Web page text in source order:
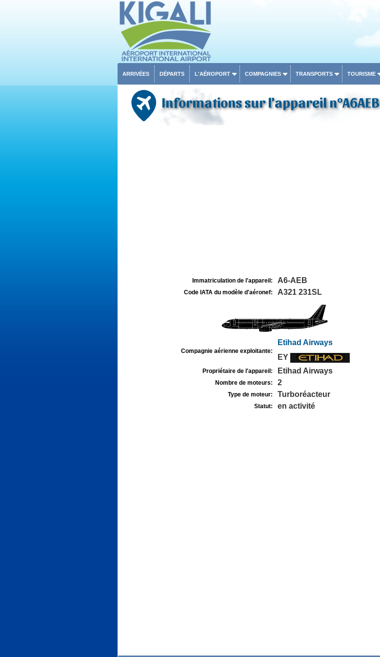
ARRIVÉES DÉPARTS L'AÉROPORT COMPAGNIES TRANSPORTS TOURISME
Informations sur l'appareil n°A6AEB
Immatriculation de l'appareil: A6-AEB
Code IATA du modèle d'aéronef: A321 231SL
Compagnie aérienne exploitante:
Etihad Airways
EY
Propriétaire de l'appareil: Etihad Airways
Nombre de moteurs: 2
Type de moteur: Turboréacteur
Statut: en activité